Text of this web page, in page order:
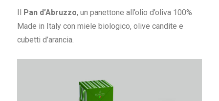
Il Pan d’Abruzzo, un panettone all’olio d’oliva 100%
Made in Italy con miele biologico, olive candite e
cubetti d’arancia.